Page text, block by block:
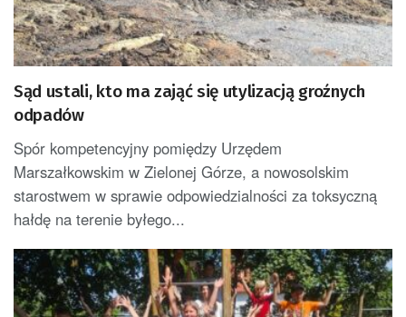
Sąd ustali, kto ma zająć się utylizacją groźnych
odpadów
Spór kompetencyjny pomiędzy Urzędem
Marszałkowskim w Zielonej Górze, a nowosolskim
starostwem w sprawie odpowiedzialności za toksyczną
hałdę na terenie byłego...